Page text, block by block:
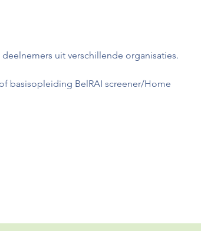
uit verschillende organisaties.
basisopleiding BelRAI screener/Home